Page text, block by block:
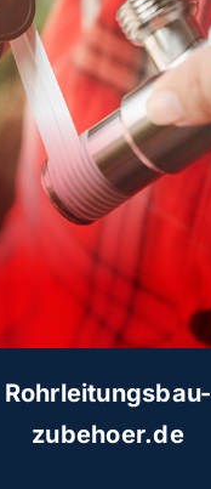
Rohrleitungsbau-
zubehoer.de